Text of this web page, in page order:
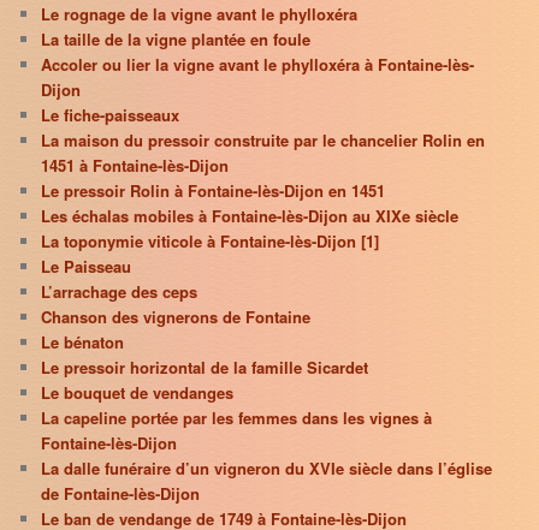
Le rognage de la vigne avant le phylloxéra
La taille de la vigne plantée en foule
Accoler ou lier la vigne avant le phylloxéra à Fontaine-lès-
Dijon
Le fiche-paisseaux
La maison du pressoir construite par le chancelier Rolin en
1451 à Fontaine-lès-Dijon
Le pressoir Rolin à Fontaine-lès-Dijon en 1451
Les échalas mobiles à Fontaine-lès-Dijon au XIXe siècle
La toponymie viticole à Fontaine-lès-Dijon [1]
Le Paisseau
L’arrachage des ceps
Chanson des vignerons de Fontaine
Le bénaton
Le pressoir horizontal de la famille Sicardet
Le bouquet de vendanges
La capeline portée par les femmes dans les vignes à
Fontaine-lès-Dijon
La dalle funéraire d’un vigneron du XVIe siècle dans l’église
de Fontaine-lès-Dijon
Le ban de vendange de 1749 à Fontaine-lès-Dijon